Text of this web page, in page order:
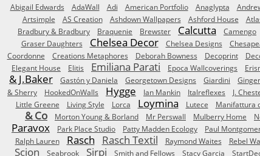
Abigail Edwards AdaWall Adi American Portfolio Anaglypta
Artsimple
AS Creation Ashdown Wallpapers Ashford House
Bradbury & Bradbury
Braquenie Brewster Calcutta Camengo
Graser Daughters
Chelsea Decor Chelsea Designs
Coordonne Creations Metaphores Deborah Bowness Decoprint
Elegant House
Elitis Emiliana Parati Epoca Wallcoverings
& J.Baker
Gastón y Daniela Georgetown Designs Giardini
& Sherry
HookedOnWalls Hygge Ian Mankin Italreflexes J.
Little Greene
Living Style Lorca Loymina Lutece Manifattura
& Co
Morton Young & Borland Mr Perswall Mulberry Home
Paravox Park Place Studio Patty Madden Ecology Paul
Ralph Lauren
Rasch Rasch Textil Raymond Waites Rebel
Scion Seabrook Sirpi Smith and Fellows Stacy Garcia